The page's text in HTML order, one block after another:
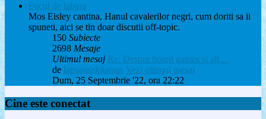
Focul de tabara
Mos Eisley cantina, Hanul cavalerilor negri, cum doriti sa ii
spuneti, aici se tin doar discutii off-topic.
150 Subiecte
2698 Mesaje
Ultimul mesaj Re: Despre board games si alt…
de lapsanszkitamas Vezi ultimul mesaj
Dum, 25 Septembrie '22, ora 22:22
Cine este conectat